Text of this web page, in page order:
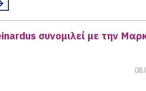
συνομιλεί με την